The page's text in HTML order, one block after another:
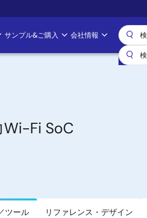
サンプル&ご購入 会社情報
Fi SoC
ツール リファレンス・デザイン